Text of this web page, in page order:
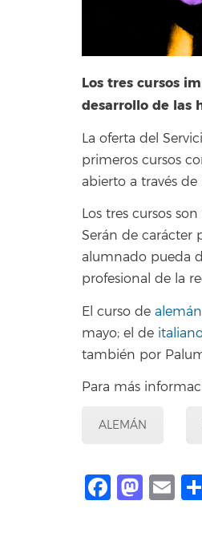
Los tres cursos
desarrollo de las
La oferta del
primeros cursos
abierto a través de
Los tres cursos
Serán de carácter
alumnado pueda
profesional de la
El curso de alemán
mayo; el de
también por
Para más
ALEMÁN